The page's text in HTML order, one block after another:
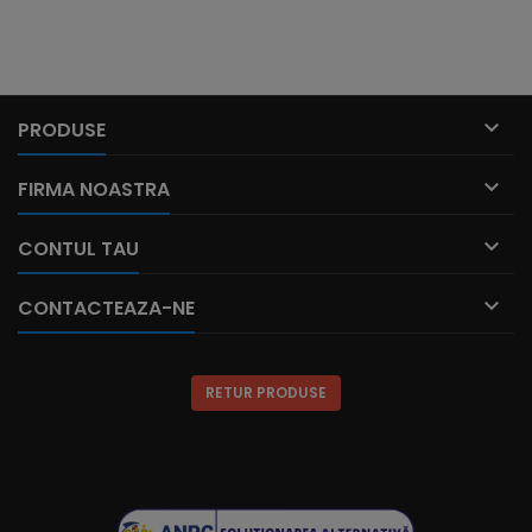
PRODUSE 
FIRMA NOASTRA 
CONTUL TAU 
CONTACTEAZA-NE 
RETUR PRODUSE